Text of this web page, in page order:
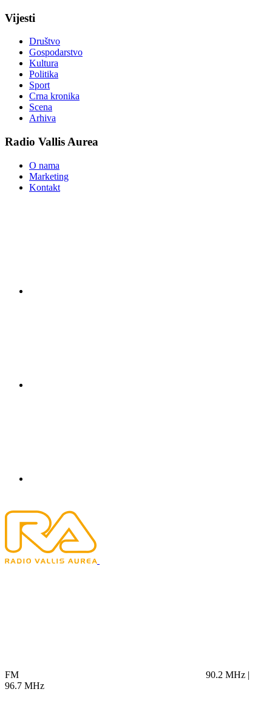
Vijesti
Društvo
Gospodarstvo
Kultura
Politika
Sport
Crna kronika
Scena
Arhiva
Radio Vallis Aurea
O nama
Marketing
Kontakt
FM
90.2 MHz |
96.7 MHz